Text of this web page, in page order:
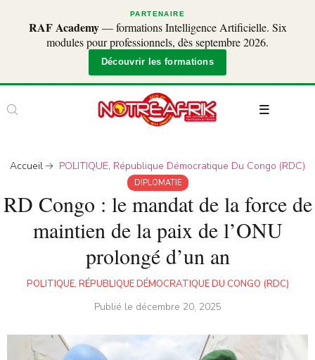
PARTENAIRE
RAF Academy— formations Intelligence Artificielle. Six
modules pour professionnels, dès septembre 2026.
Découvrir les formations
Accueil POLITIQUE, République Démocratique Du Congo (RDC)
DIPLOMATIE
RD Congo : le mandat de la force de
maintien de la paix de l’ONU
prolongé d’un an
POLITIQUE, RÉPUBLIQUE DÉMOCRATIQUE DU CONGO (RDC)
Publié le décembre 20, 2025